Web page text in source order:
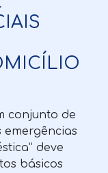
conjunto de
deve
básicos